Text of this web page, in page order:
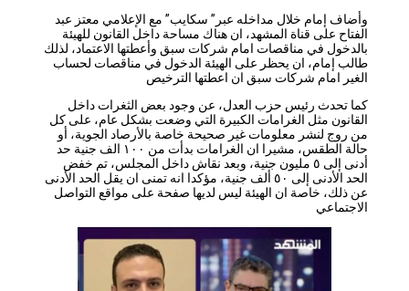
وأضاف إمام خلال مداخله عبر” سكايب” مع الإعلامي معتز عبد
الفتاح على قناة المشهد، ان هناك مساحة داخل القانون للهيئة
بالدخول في مناقصات امام شركات سبق وأعطتها الاعتماد، لذلك
طالب إمام، ان يحظر على الهيئة الدخول في مناقصات لحساب
الغير امام شركات سبق ان اعطتها الترخيص
كما تحدث رئيس حزب العدل، عن وجود بعض الثغرات داخل
القانون مثل الغرامات الكبيرة التي وضعت بشكل عام، على كل
من روج لنشر معلومات غير صحيحة خاصة بالأرصاد الجوية، أو
حالة الطقس، مشيرا ان الغرامات بدأت من ١٠٠ الف جنية حد
أدنى إلى ٥ مليون جنية، وبعد نقاش داخل المجلس، تم خفض
الحد الأدنى إلى ٥٠ ألف جنية، مؤكدا انه تمنى ان يقل الحد الأدنى
عن ذلك، خاصة ان الهيئة ليس لديها صفحة على مواقع التواصل
الاجتماعي